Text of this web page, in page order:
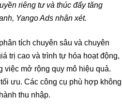
riêng tư và thúc đẩy tăng
Yango Ads nhận xét.
tích chuyên sâu và chuyên
trị cao và trình tự hóa hoạt động,
việc mở rộng quy mô hiệu quả.
ưu. Các công cụ phù hợp không
thu nhập.